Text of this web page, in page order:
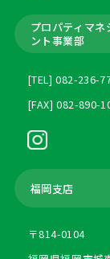
プロパティマネ
ント事業部
[TEL] 082-236-
[FAX] 082-890-
福岡支店
〒814-0104